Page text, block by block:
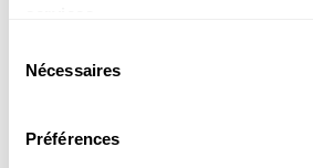
duNécessaires
Préférences
FROGCAST enrichit son mix